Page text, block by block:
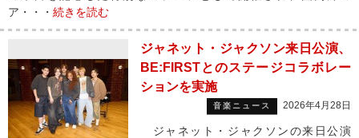
ア・・・ 続きを読む
ジャネット・ジャクソン来日公演、
BE:FIRSTとのステージコラボレー
ションを実施
音楽ニュース 2026年4月28日
ジャネット・ジャクソンの来日公演